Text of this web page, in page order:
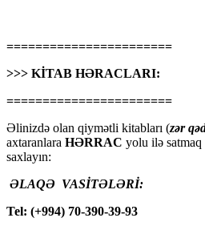
=======================
>>> KİTAB HƏRACLARI:
=======================
Əlinizdə olan qiymətli kitabları (zər
axtaranlara HƏRRAC yolu ilə
saxlayın:
ƏLAQƏ VASİTƏLƏRİ:
Tel: (+994) 70-390-39-93